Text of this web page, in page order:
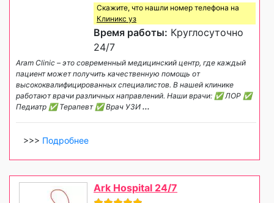
Скажите, что нашли номер телефона на
Клиникс уз
Время работы: Круглосуточно
24/7
Aram Clinic – это современный медицинский центр, где каждый
пациент может получить качественную помощь от
высококвалифицированных специалистов. В нашей клинике
работают врачи различных направлений. Наши врачи: ✅ ЛОР ✅
Педиатр ✅ Терапевт ✅ Врач УЗИ ...
>>> Подробнее
Ark Hospital 24/7